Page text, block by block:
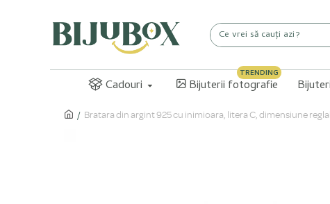
Cadouri Bijuterii fotografie
TRENDING
Bratara din argint 925 cu inimioara, litera C, dimensiune